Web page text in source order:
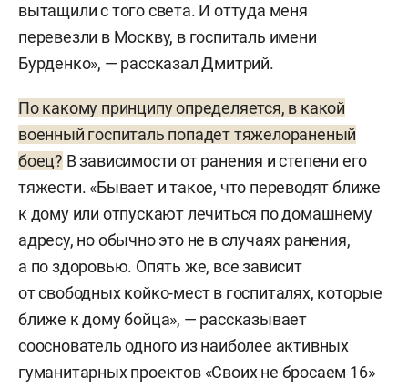
вытащили с того света. И оттуда меня
перевезли в Москву, в госпиталь имени
Бурденко», — рассказал Дмитрий.
По какому принципу определяется, в какой
военный госпиталь попадет тяжелораненый
боец? В зависимости от ранения и степени его
тяжести. «Бывает и такое, что переводят ближе
к дому или отпускают лечиться по домашнему
адресу, но обычно это не в случаях ранения,
а по здоровью. Опять же, все зависит
от свободных койко-мест в госпиталях, которые
ближе к дому бойца», — рассказывает
сооснователь одного из наиболее активных
гуманитарных проектов «Своих не бросаем 16»